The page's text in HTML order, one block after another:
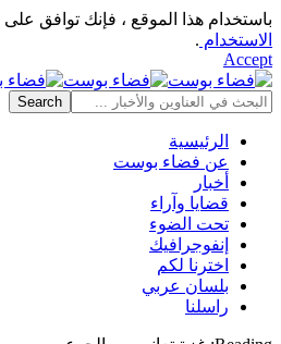
باستخدام هذا الموقع ، فإنك توافق على
الاستخدام .
Accept
الرئيسية
عن فضاء بوست
أخبار
قضايا وآراء
تحت الضوء
إنفوجرافيك
اخترنا لكم
بلسان عربي
راسلنا